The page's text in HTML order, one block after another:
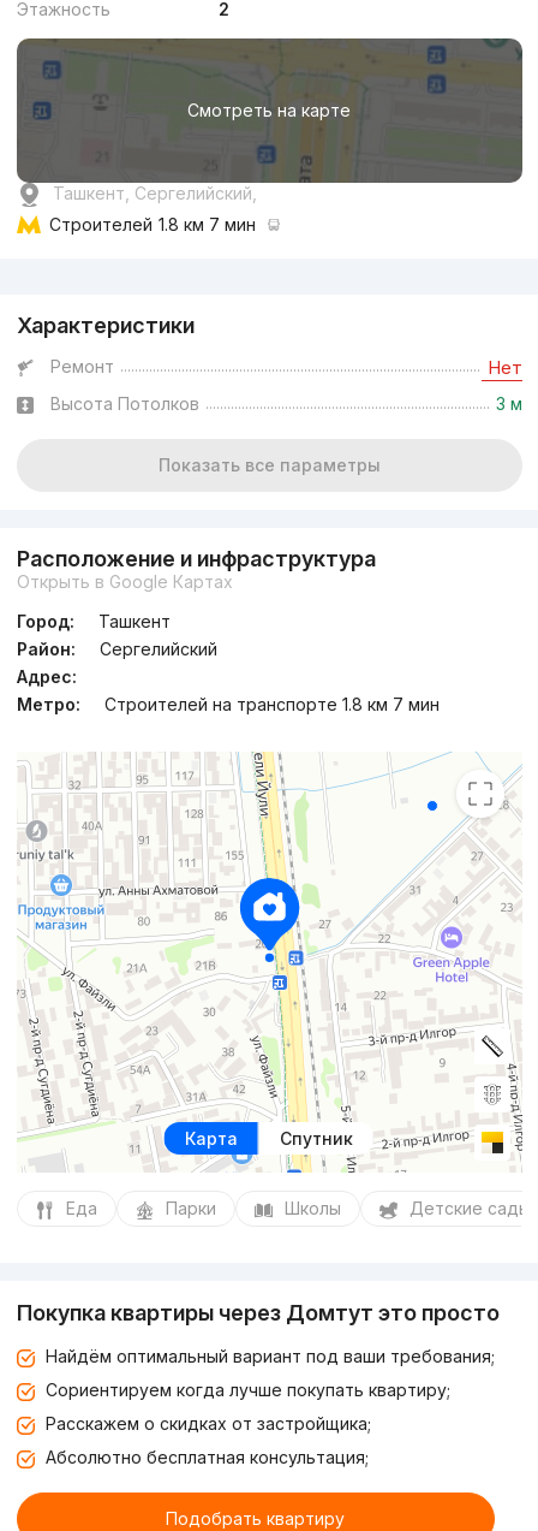
Этажность
2
Смотреть на карте
Ташкент, Сергелийский,
Строителей 1.8 км 7 мин
Характеристики
Ремонт Нет
Высота Потолков 3 м
Показать все параметры
Расположение и инфраструктура
Открыть в Google Картах
Город:
Ташкент
Район:
Сергелийский
Адрес:
Метро:
Строителей на транспорте 1.8 км 7 мин
Карта Спутник
Еда Парки Школы Детские сады
Покупка квартиры через Домтут это просто
Найдём оптимальный вариант под ваши требования;
Сориентируем когда лучше покупать квартиру;
Расскажем о скидках от застройщика;
Абсолютно бесплатная консультация;
Подобрать квартиру